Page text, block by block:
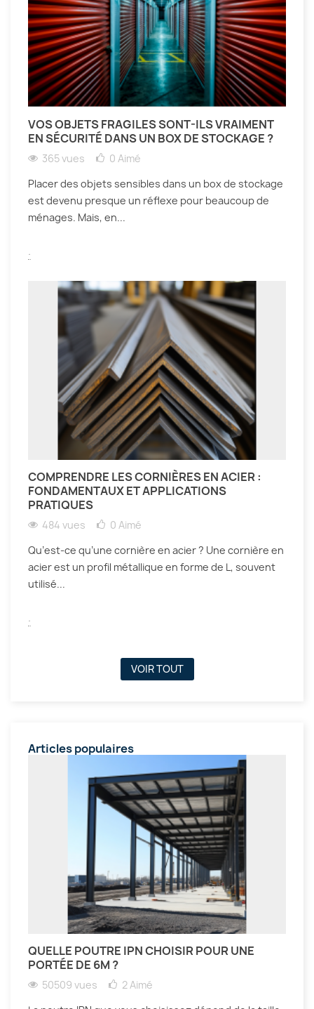
VOS OBJETS FRAGILES SONT-ILS VRAIMENT
EN SÉCURITÉ DANS UN BOX DE STOCKAGE ?
365 vues 0 Aimé
Placer des objets sensibles dans un box de stockage
est devenu presque un réflexe pour beaucoup de
ménages. Mais, en...
.
COMPRENDRE LES CORNIÈRES EN ACIER :
FONDAMENTAUX ET APPLICATIONS
PRATIQUES
484 vues 0 Aimé
Qu’est-ce qu’une cornière en acier ? Une cornière en
acier est un profil métallique en forme de L, souvent
utilisé...
.
VOIR TOUT
Articles populaires
QUELLE POUTRE IPN CHOISIR POUR UNE
PORTÉE DE 6M ?
50509 vues 2Aimé